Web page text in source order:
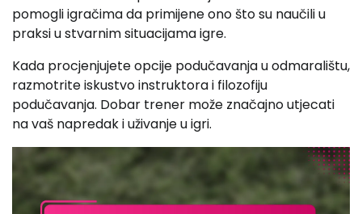
pomogli igračima da primijene ono što su naučili u
praksi u stvarnim situacijama igre.
Kada procjenjujete opcije podučavanja u odmaralištu,
razmotrite iskustvo instruktora i filozofiju
podučavanja. Dobar trener može značajno utjecati
na vaš napredak i uživanje u igri.